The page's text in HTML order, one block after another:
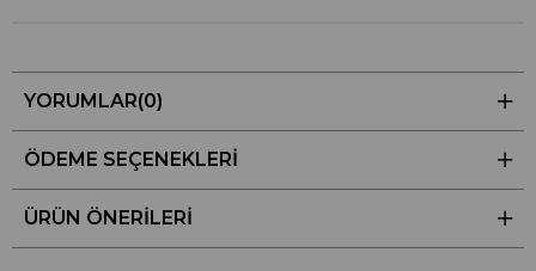
YORUMLAR(0)
ÖDEME SEÇENEKLERI
ÜRÜN ÖNERILERI